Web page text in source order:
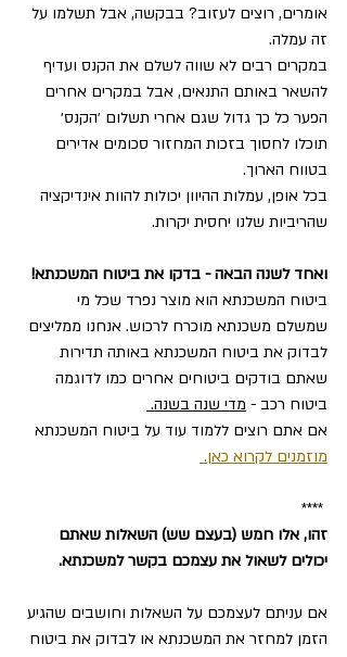
אומרים, רוצים לעזוב? בבקשה, אבל תשלמו על
זה עמלה.
במקרים רבים לא שווה לשלם את הקנס ועדיף
להשאר באותם התנאים, אבל במקרים אחרים
הפער כל כך גדול שגם אחרי תשלום ׳הקנס׳
תוכלו לחסוך בזכות המחזור סכומים אדירים
בטווח הארוך.
בכל אופן, עמלות ההיוון יכולות להוות אינדיקציה
שהריביות שלנו יחסית יקרות.
ואחד לשנה הבאה - בדקו את ביטוח המשכנתא!
ביטוח המשכנתא הוא מוצר נפרד שכל מי
שמשלם משכנתא מוכרח לרכוש. אנחנו ממליצים
לבדוק את ביטוח המשכנתא באותה תדירות
שאתם בודקים ביטוחים אחרים כמו לדוגמה
ביטוח רכב - מדי שנה בשנה.
אם אתם רוצים ללמוד עוד על ביטוח המשכנתא
מוזמנים לקרוא כאן.
****
זהו, אלו חמש (בעצם שש) השאלות שאתם
יכולים לשאול את עצמכם בקשר למשכנתא.
אם עניתם לעצמכם על השאלות וחושבים שהגיע
הזמן למחזר את המשכנתא או לבדוק את ביטוח